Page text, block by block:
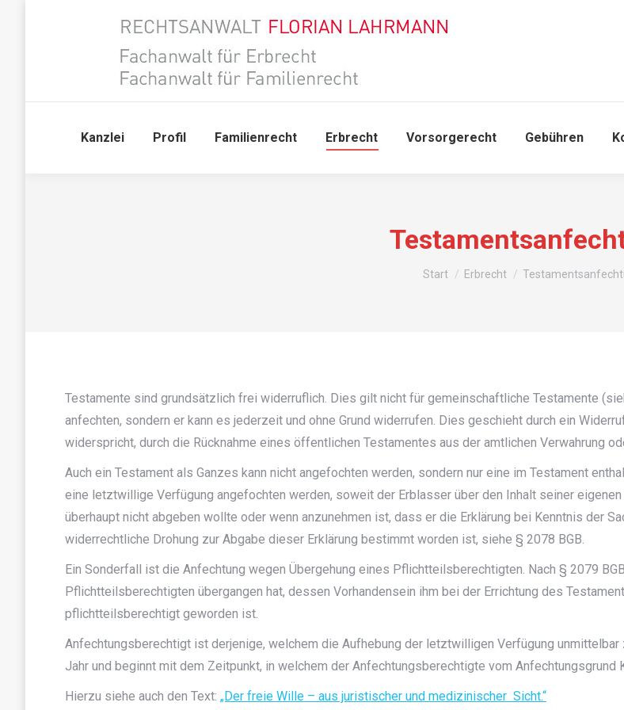
Kanzlei Profil Familienrecht Erbrecht Vorsorgerecht Gebühren
Sie befinden sich hier:
Start Erbrecht
Testamente sind grundsätzlich frei widerruflich. Dies gilt nicht für gemeinschaftliche Testamente
anfechten, sondern er kann es jederzeit und ohne Grund widerrufen. Dies geschieht durch ein
widerspricht, durch die Rücknahme eines öffentlichen Testamentes aus der amtlichen Verwahrung
Auch ein Testament als Ganzes kann nicht angefochten werden, sondern nur eine im Testament
eine letztwillige Verfügung angefochten werden, soweit der Erblasser über den Inhalt seiner
überhaupt nicht abgeben wollte oder wenn anzunehmen ist, dass er die Erklärung bei Kenntnis der
widerrechtliche Drohung zur Abgabe dieser Erklärung bestimmt worden ist, siehe § 2078 BGB.
Ein Sonderfall ist die Anfechtung wegen Übergehung eines Pflichtteilsberechtigten. Nach § 2079
Pflichtteilsberechtigten übergangen hat, dessen Vorhandensein ihm bei der Errichtung des
pflichtteilsberechtigt geworden ist.
Anfechtungsberechtigt ist derjenige, welchem die Aufhebung der letztwilligen Verfügung
Jahr und beginnt mit dem Zeitpunkt, in welchem der Anfechtungsberechtigte vom Anfechtungsgrund
Hierzu siehe auch den Text: „Der freie Wille – aus juristischer und medizinischer Sicht.“